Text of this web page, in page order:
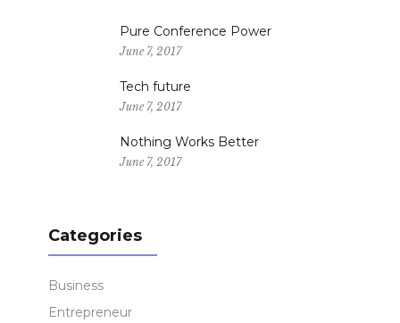
Pure Conference Power
June 7, 2017
Tech future
June 7, 2017
Nothing Works Better
June 7, 2017
Categories
Business
Entrepreneur